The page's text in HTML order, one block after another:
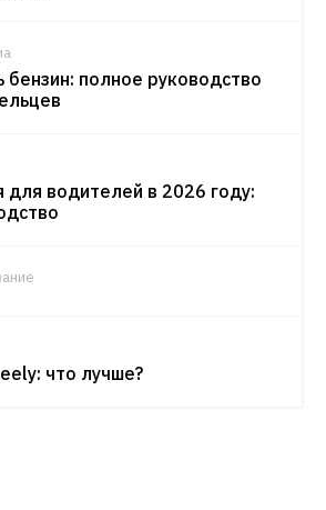
бензин: полное руководство
для водителей в 2026 году:
что лучше?